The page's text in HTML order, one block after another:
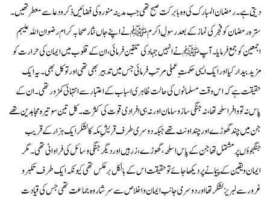
دیتی ہے۔ رمضان المبارک کی وہ بابرکت صبح تھی جب مدینہ منورہ کی فضائیں ذکر و دعا سے معطر تھیں۔
سترہ رمضان کو فجر کی نماز کے بعد رسولِ اکرم ﷺ نے اپنے جاں نثار صحابہ کرام رضوان الله علیہم
اجمعین کو جمع فرمایا۔ آپ ﷺ نے انہیں جہاد کی تلقین فرمائی، ان کے قلوب میں ایمان کی حرارت کو
مزید بیدار کیا اور ایک ایسی حکمتِ عملی مرتب فرمائی جس میں تدبیر بھی تھی اور توکل بھی۔ یہ ایک
حقیقت ہے کہ اس وقت مسلمانوں کی حالت ظاہری اسباب کے اعتبار سے انتہائی کمزور تھی۔ ان کے
پاس نہ تو وافر اسلحہ تھا، نہ جنگی ساز و سامان اور نہ ہی افرادی قوت کی کثرت۔ کل تین سو تیرہ مجاہدین تھے
جن میں چند گھوڑے اور چند اونٹ تھے جبکہ دوسری طرف قریشِ مکہ کا لشکر ایک ہزار کے قریب
جنگجوؤں پر مشتمل تھا جن کے پاس اسلحہ، گھوڑے، زرہیں اور دیگر جنگی وسائل کی فراوانی تھی۔ مگر
ایمان و یقین کے پیمانے پر دیکھا جائے تو حقیقت اس کے بالکل برعکس تھی کیونکہ ایک طرف تکبر و
غرور سے لبریز لشکر تھا اور دوسری جانب ایمان و اخلاص سے سرشار وہ جماعت تھی جس کی قیادت